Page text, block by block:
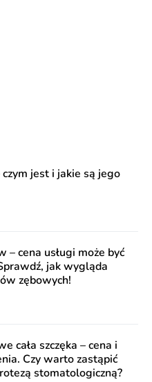
jest i jakie są jego
– cena usługi może być
jak wygląda
zębowych!
cała szczęka – cena i
Czy warto zastąpić
stomatologiczną?